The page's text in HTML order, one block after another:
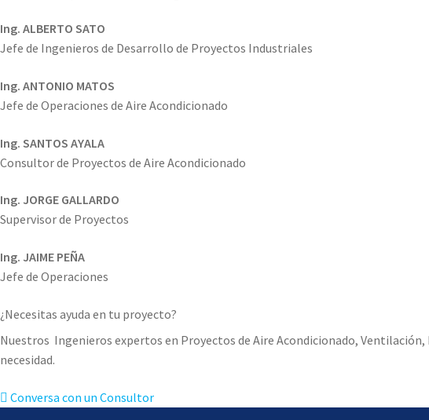
Ing. ALBERTO SATO
Jefe de Ingenieros de Desarrollo de Proyectos Industriales
Ing. ANTONIO MATOS
Jefe de Operaciones de Aire Acondicionado
Ing. SANTOS AYALA
Consultor de Proyectos de Aire Acondicionado
Ing. JORGE GALLARDO
Supervisor de Proyectos
Ing. JAIME PEÑA
Jefe de Operaciones
¿Necesitas ayuda en tu proyecto?
Nuestros Ingenieros expertos en Proyectos de Aire Acondicionado,
necesidad.
Conversa con un Consultor